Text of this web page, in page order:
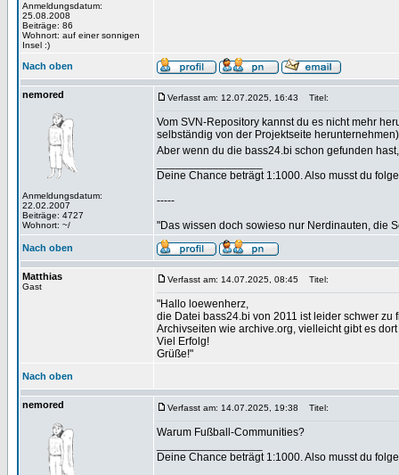
Anmeldungsdatum:
25.08.2008
Beiträge: 86
Wohnort: auf einer sonnigen
Insel :)
Nach oben
nemored
Anmeldungsdatum:
22.02.2007
Beiträge: 4727
Wohnort: ~/
Verfasst am: 12.07.2025, 16:43 Titel:
Vom SVN-Repository kannst du es nicht mehr
selbständig von der Projektseite
Aber wenn du die bass24.bi schon gefunden
Deine Chance beträgt 1:1000. Also musst du
-----
"Das wissen doch sowieso nur Nerdinauten, die
Nach oben
Matthias
Gast
Verfasst am: 14.07.2025, 08:45 Titel:
"Hallo loewenherz,
die Datei bass24.bi von 2011 ist leider schwer
Archivseiten wie archive.org, vielleicht gibt es
Viel Erfolg!
Grüße!"
Nach oben
nemored Verfasst am: 14.07.2025, 19:38 Titel:
Warum Fußball-Communities?
Deine Chance beträgt 1:1000. Also musst du